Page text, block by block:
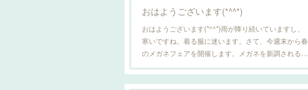
おはようございます(*^^*)
おはようございます(*^^*)雨が降り続いていますし、
寒いですね。着る服に迷います。さて、今週末から春
のメガネフェアを開催します。メガネを新調される…